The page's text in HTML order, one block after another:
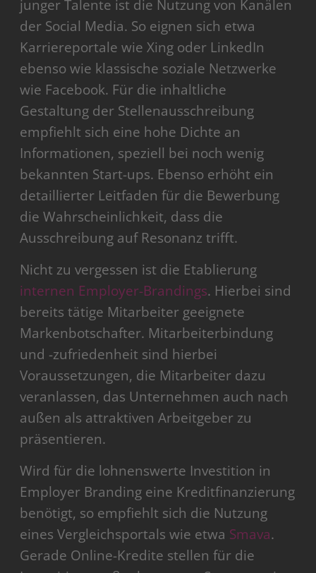
junger Talente ist die Nutzung von Kanälen
der Social Media. So eignen sich etwa
Karriereportale wie Xing oder LinkedIn
ebenso wie klassische soziale Netzwerke
wie Facebook. Für die inhaltliche
Gestaltung der Stellenausschreibung
empfiehlt sich eine hohe Dichte an
Informationen, speziell bei noch wenig
bekannten Start-ups. Ebenso erhöht ein
detaillierter Leitfaden für die Bewerbung
die Wahrscheinlichkeit, dass die
Ausschreibung auf Resonanz trifft.
Nicht zu vergessen ist die Etablierung
internen Employer-Brandings. Hierbei sind
bereits tätige Mitarbeiter geeignete
Markenbotschafter. Mitarbeiterbindung
und -zufriedenheit sind hierbei
Voraussetzungen, die Mitarbeiter dazu
veranlassen, das Unternehmen auch nach
außen als attraktiven Arbeitgeber zu
präsentieren.
Wird für die lohnenswerte Investition in
Employer Branding eine Kreditfinanzierung
benötigt, so empfiehlt sich die Nutzung
eines Vergleichsportals wie etwa Smava.
Gerade Online-Kredite stellen für die